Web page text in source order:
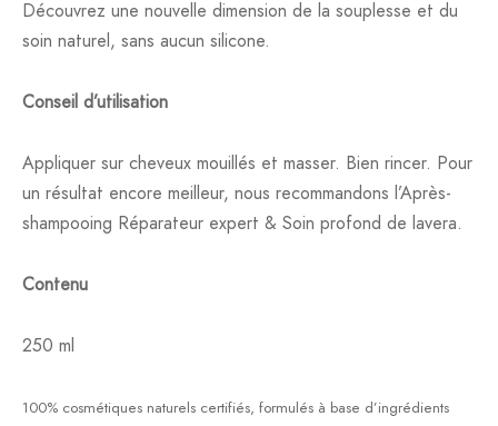
Découvrez une nouvelle dimension de la souplesse et du
soin naturel, sans aucun silicone.
Conseil d’utilisation
Appliquer sur cheveux mouillés et masser. Bien rincer. Pour
un résultat encore meilleur, nous recommandons l’Après-
shampooing Réparateur expert & Soin profond de lavera.
Contenu
250 ml
100% cosmétiques naturels certifiés, formulés à base d’ingrédients